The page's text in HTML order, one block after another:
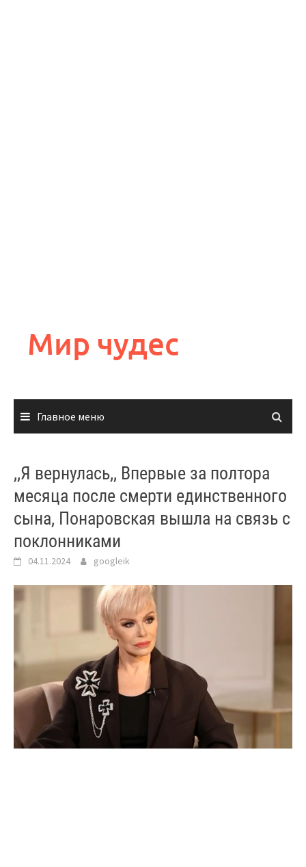
содержимому
Мир чудес
Главное меню
,,Я вернулась,, Впервые за полтора
месяца после смерти единственного
сына, Понаровская вышла на связь с
поклонниками
04.11.2024 googleik